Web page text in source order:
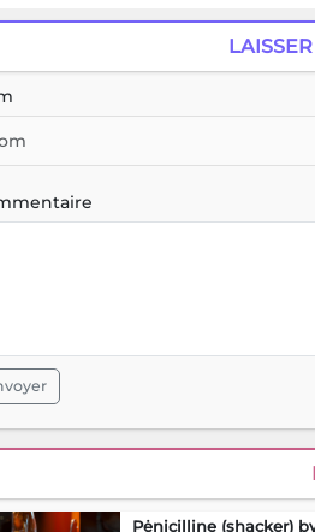
Pėnicilline (shacker)